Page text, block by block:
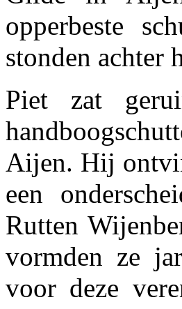
opperbeste
stonden achter
Piet zat
Aijen. Hij
een
Rutten
vormden ze
voor deze